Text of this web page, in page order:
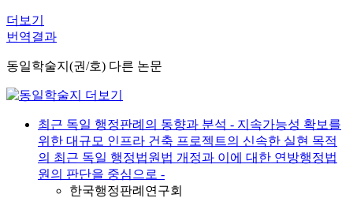
더보기
번역결과
동일학술지(권/호) 다른 논문
최근 독일 행정판례의 동향과 분석 - 지속가능성 확보를
위한 대규모 인프라 건축 프로젝트의 신속한 실현 목적
의 최근 독일 행정법원법 개정과 이에 대한 연방행정법
원의 판단을 중심으로 -
한국행정판례연구회